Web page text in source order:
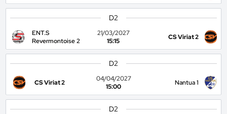
D2
ENT.S
Revermontoise 2
21/03/2027
15:15
CS Viriat 2
D2
CS Viriat 2
04/04/2027
15:00
Nantua 1
D2